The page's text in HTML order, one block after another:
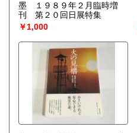
墨 １９８９年２月臨時増
刊 第２０回日展特集
￥1,000